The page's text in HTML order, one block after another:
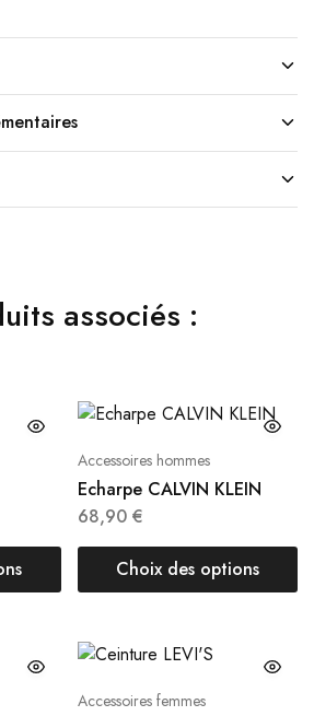
associés :
Accessoires hommes
Echarpe CALVIN KLEIN
68,90 €
Choix des options
Accessoires femmes